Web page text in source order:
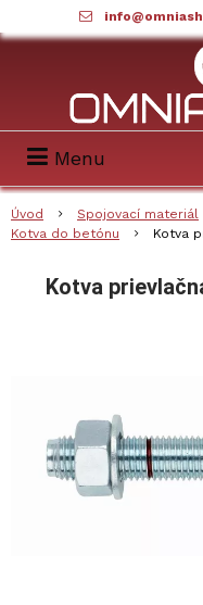
Menu
Úvod Spojovací materiál
Kotva do betónu
Kotva
Kotva